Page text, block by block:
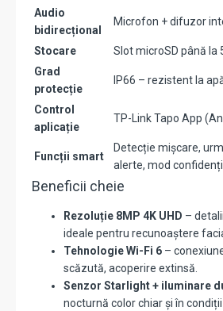
Audio
bidirecțional
Microfon + difuzor
Stocare
Slot microSD până la
Grad
protecție
IP66 – rezistent la
Control
aplicație
TP-Link Tapo App
Funcții smart
Detecție mișcare,
alerte, mod
Beneficii cheie
Rezoluție 8MP 4K UHD –
ideale pentru recunoaștere
Tehnologie Wi-Fi 6 –
scăzută, acoperire extinsă.
Senzor Starlight + iluminare
nocturnă color chiar și în